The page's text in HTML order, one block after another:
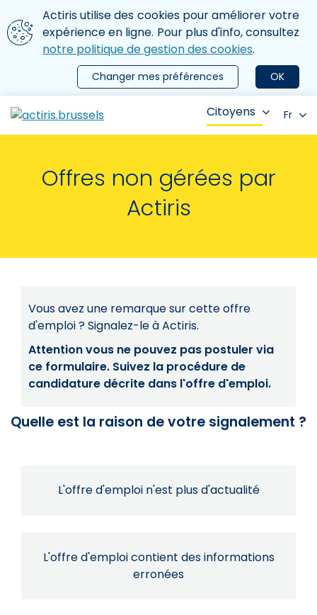
Aller au contenu principal
Nous utilisons des cookies
Actiris utilise des cookies pour améliorer votre
expérience en ligne. Pour plus d'info, consultez
notre politique de gestion des cookies.
OK
Changer mes préférences
le menu
Citoyens Fr
Offres non gérées par
Actiris
Vous avez une remarque sur cette offre
d'emploi ? Signalez-le à Actiris.
Attention vous ne pouvez pas postuler via
ce formulaire. Suivez la procédure de
candidature décrite dans l'offre d'emploi.
Quelle est la raison de votre signalement ?
L'offre d'emploi n'est plus d'actualité
L'offre d'emploi contient des informations
erronées